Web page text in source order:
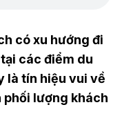
có xu hướng đi
các điểm du
là tín hiệu vui về
lượng khách